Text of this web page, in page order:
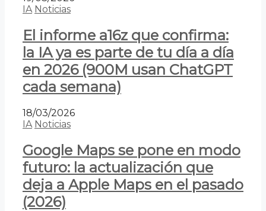
IA Noticias
El informe a16z que confirma:
la IA ya es parte de tu día a día
en 2026 (900M usan ChatGPT
cada semana)
18/03/2026
IA Noticias
Google Maps se pone en modo
futuro: la actualización que
deja a Apple Maps en el pasado
(2026)